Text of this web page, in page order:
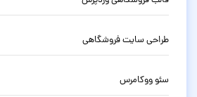
طراحی سایت فروشگاهی
سئو ووکامرس